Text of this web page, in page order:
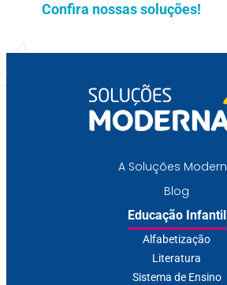
Confira nossas soluções!
A Soluções
Blog
Educação Infantil
Alfabetização
Literatura
Sistema de Ensino